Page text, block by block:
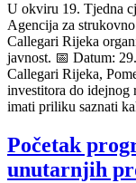
U okviru 19. Tjedna
Agencija za
Callegari Rijeka
javnost. 📅 Datum:
Callegari Rijeka,
investitora do idejnog
imati priliku saznati
Početak
unutarnjih